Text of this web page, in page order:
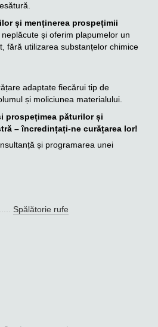
și menținerea prospețimii
și oferim plapumelor un
fără utilizarea substanțelor chimice
adaptate fiecărui tip de
și moliciunea materialului.
prospețimea păturilor și
– încredințați-ne curățarea lor!
și programarea unei
Spălătorie rufe